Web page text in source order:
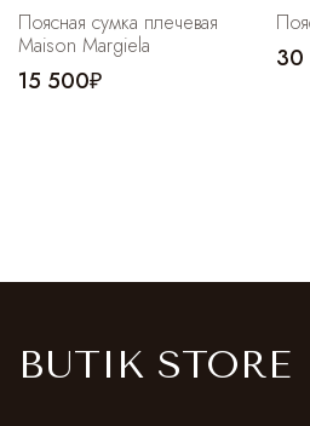
Поясная сумка плечевая
Maison Margiela
15 500₽
BUTIK STORE